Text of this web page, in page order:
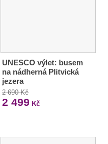
UNESCO výlet: busem
na nádherná Plitvická
jezera
2 690 Kč
2 499 Kč